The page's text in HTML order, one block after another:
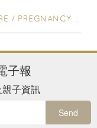
/ PREGNANCY
子報
子資訊
Send